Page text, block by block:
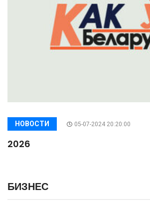
НОВОСТИ 05-07-2024 20:20:00
2026
БИЗНЕС